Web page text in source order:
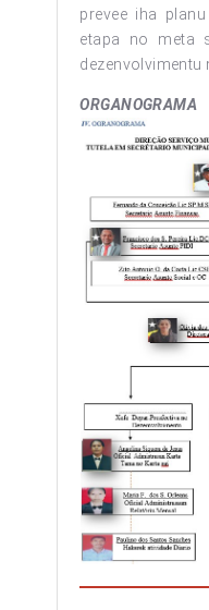
prevee iha
etapa no meta
dezenvolvimentu
ORGANOGRAMA